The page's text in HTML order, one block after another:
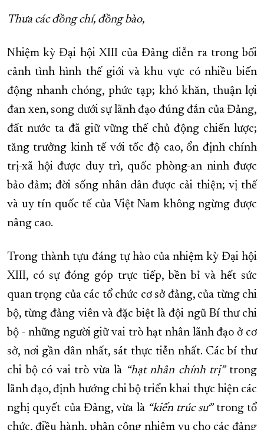
Thưa các đồng chí, đồng bào,
Nhiệm kỳ Đại hội XIII của Đảng diễn ra trong bối
cảnh tình hình thế giới và khu vực có nhiều biến
động nhanh chóng, phức tạp; khó khăn, thuận lợi
đan xen, song dưới sự lãnh đạo đúng đắn của Đảng,
đất nước ta đã giữ vững thế chủ động chiến lược;
tăng trưởng kinh tế với tốc độ cao, ổn định chính
trị-xã hội được duy trì, quốc phòng-an ninh được
bảo đảm; đời sống nhân dân được cải thiện; vị thế
và uy tín quốc tế của Việt Nam không ngừng được
nâng cao.
Trong thành tựu đáng tự hào của nhiệm kỳ Đại hội
XIII, có sự đóng góp trực tiếp, bền bỉ và hết sức
quan trọng của các tổ chức cơ sở đảng, của từng chi
bộ, từng đảng viên và đặc biệt là đội ngũ Bí thư chi
bộ - những người giữ vai trò hạt nhân lãnh đạo ở cơ
sở, nơi gần dân nhất, sát thực tiễn nhất. Các bí thư
chi bộ có vai trò vừa là “hạt nhân chính trị”trong
lãnh đạo, định hướng chi bộ triển khai thực hiện các
nghị quyết của Đảng, vừa là “kiến trúc sư”trong tổ
chức, điều hành, phân công nhiệm vụ cho các đảng